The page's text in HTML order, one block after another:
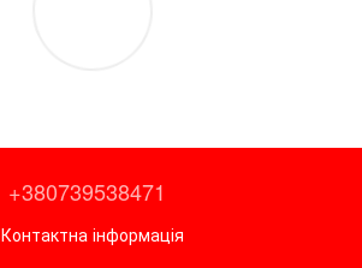
+380739538471
Контактна інформація